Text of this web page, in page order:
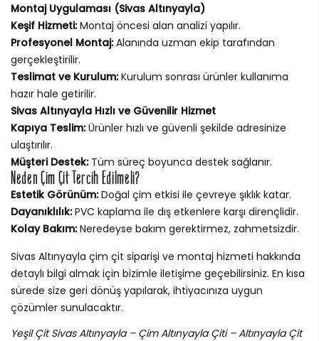
Montaj Uygulaması (Sivas Altınyayla)
Keşif Hizmeti:Montaj öncesi alan analizi yapılır.
Profesyonel Montaj:Alanında uzman ekip tarafından
gerçekleştirilir.
Teslimat ve Kurulum:Kurulum sonrası ürünler kullanıma
hazır hale getirilir.
Sivas Altınyayla Hızlı ve Güvenilir Hizmet
Kapıya Teslim:Ürünler hızlı ve güvenli şekilde adresinize
ulaştırılır.
Müşteri Destek:Tüm süreç boyunca destek sağlanır.
Neden Çim Çit Tercih Edilmeli?
Estetik Görünüm:Doğal çim etkisi ile çevreye şıklık katar.
Dayanıklılık:PVC kaplama ile dış etkenlere karşı dirençlidir.
Kolay Bakım:Neredeyse bakım gerektirmez, zahmetsizdir.
Sivas Altınyayla çim çit siparişi ve montaj hizmeti hakkında
detaylı bilgi almak için bizimle iletişime geçebilirsiniz. En kısa
sürede size geri dönüş yapılarak, ihtiyacınıza uygun
çözümler sunulacaktır.
Yeşil Çit Sivas Altınyayla – Çim Altınyayla Çiti – Altınyayla Çit